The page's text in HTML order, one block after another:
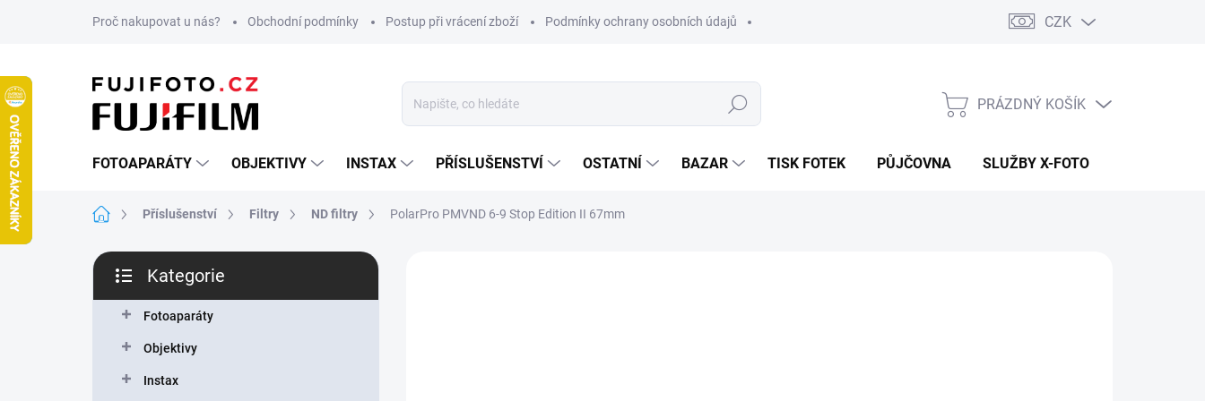
Proč nakupovat u nás? Obchodní podmínky Postup při vrácení zboží Podmínky ochrany osobních údajů CZK
Hledat
NÁKUPNÍ
PRÁZDNÝ KOŠÍK
FOTOAPARÁTY OBJEKTIVY INSTAX PŘÍSLUŠENSTVÍ OSTATNÍ BAZAR TISK FOTEK PŮJČOVNA SLUŽBY X-FOTO
Domů Příslušenství Filtry ND filtry PolarPro PMVND 6-9 Stop Edition II 67mm
P
s
kategorie
Kategorie
Fotoaparáty
Objektivy
Instax